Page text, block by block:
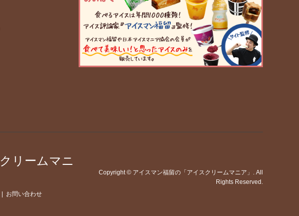
リームマニ
お問い合わせ
Copyright© アイスマン福留の「アイスクリームマニア」 . All
Rights Reserved.